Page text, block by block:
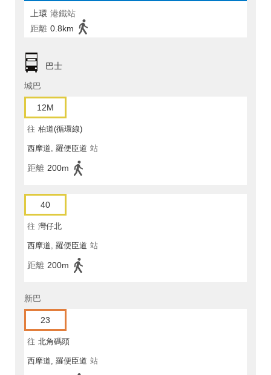
上環 港鐵站
距離 0.8km
巴士
城巴
12M
往 柏道(循環線)
西摩道, 羅便臣道 站
距離 200m
40
往 灣仔北
西摩道, 羅便臣道 站
距離 200m
新巴
23
往 北角碼頭
西摩道, 羅便臣道 站